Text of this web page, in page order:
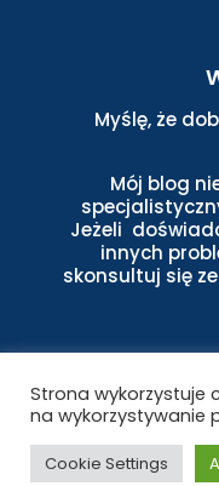
Myślę, że
Mój blog
Jeżeli
innych
skonsultuj się
Copyright © 2022
Strona wykorzystuje
na wykorzystywanie
Cookie Settings